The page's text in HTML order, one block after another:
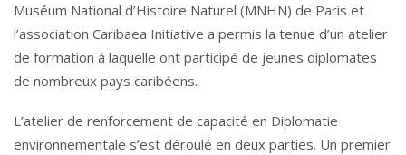
Muséum National d’Histoire Naturel (MNHN) de Paris et
l’association Caribaea Initiative a permis la tenue d’un atelier
de formation à laquelle ont participé de jeunes diplomates
de nombreux pays caribéens.
L’atelier de renforcement de capacité en Diplomatie
environnementale s’est déroulé en deux parties. Un premier